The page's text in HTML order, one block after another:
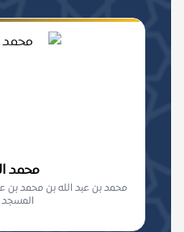
محمد
محمد بن عبد الله بن محمد بن
المسجد